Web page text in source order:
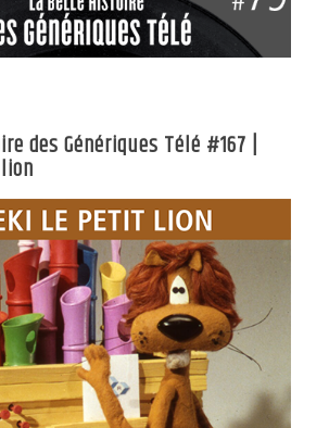
des Génériques Télé #167 |